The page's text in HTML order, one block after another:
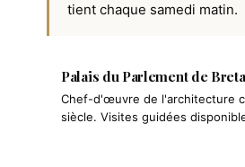
tient chaque samedi matin.
Palais du Parlement de
Chef-d'œuvre de l'architecture
siècle. Visites guidées